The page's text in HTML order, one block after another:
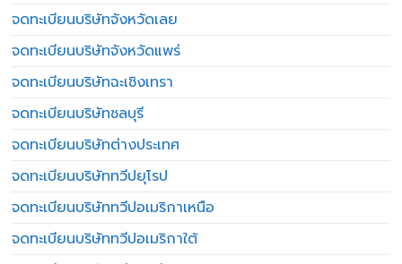
จดทะเบียนบริษัทจังหวัดเลย
จดทะเบียนบริษัทจังหวัดแพร่
จดทะเบียนบริษัทฉะเชิงเทรา
จดทะเบียนบริษัทชลบุรี
จดทะเบียนบริษัทต่างประเทศ
จดทะเบียนบริษัททวีปยุโรป
จดทะเบียนบริษัททวีปอเมริกาเหนือ
จดทะเบียนบริษัททวีปอเมริกาใต้